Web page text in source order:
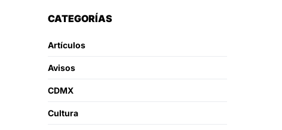
CATEGORÍAS
Artículos
Avisos
CDMX
Cultura